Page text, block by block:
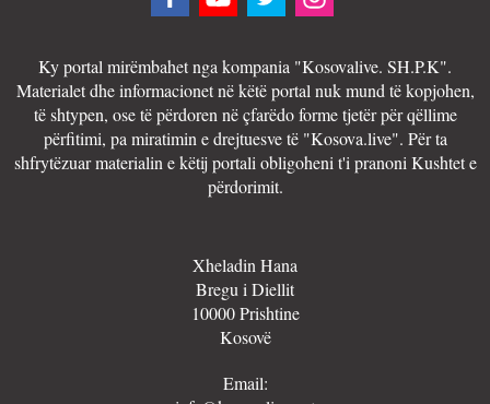
Ky portal mirëmbahet nga kompania "Kosovalive. SH.P.K".
Materialet dhe informacionet në këtë portal nuk mund të kopjohen,
të shtypen, ose të përdoren në çfarëdo forme tjetër për qëllime
përfitimi, pa miratimin e drejtuesve të "Kosova.live". Për ta
shfrytëzuar materialin e këtij portali obligoheni t'i pranoni Kushtet e
përdorimit.
Xheladin Hana
Bregu i Diellit
10000 Prishtine
Kosovë
Email: